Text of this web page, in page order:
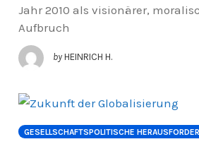
Jahr 2010 als visionärer,
Aufbruch
by HEINRICH H.
GESELLSCHAFTSPOLITISCHE